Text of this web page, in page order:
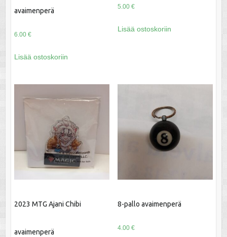
avaimenperä
6.00 €
Lisää ostoskoriin
5.00 €
Lisää ostoskoriin
2023 MTG Ajani Chibi
avaimenperä
8-pallo avaimenperä
4.00 €